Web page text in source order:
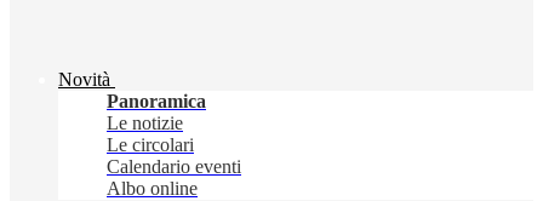
Novità
Panoramica
Le notizie
Le circolari
Calendario eventi
Albo online